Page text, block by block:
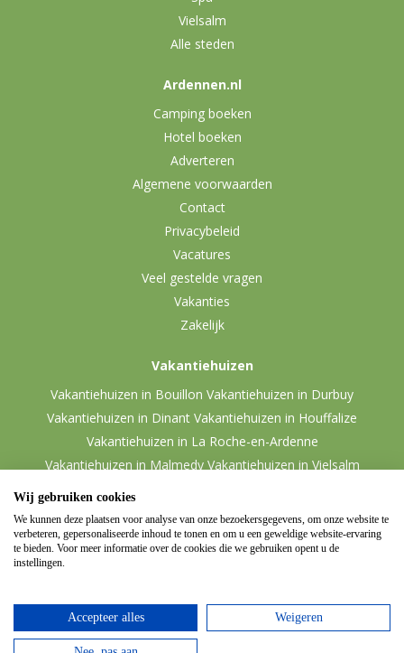
Vielsalm
Alle steden
Ardennen.nl
Camping boeken
Hotel boeken
Adverteren
Algemene voorwaarden
Contact
Privacybeleid
Vacatures
Veel gestelde vragen
Vakanties
Zakelijk
Vakantiehuizen
Vakantiehuizen in Bouillon Vakantiehuizen in Durbuy
Vakantiehuizen in Dinant Vakantiehuizen in Houffalize
Vakantiehuizen in La Roche-en-Ardenne
Vakantiehuizen in Malmedy Vakantiehuizen in Vielsalm
© 2026 Ardennen.nl Website door
Wij gebruiken cookies
We kunnen deze plaatsen voor analyse van onze bezoekersgegevens, om onze website te
verbeteren, gepersonaliseerde inhoud te tonen en om u een geweldige website-ervaring
te bieden. Voor meer informatie over de cookies die we gebruiken opent u de
instellingen.
Accepteer alles Weigeren